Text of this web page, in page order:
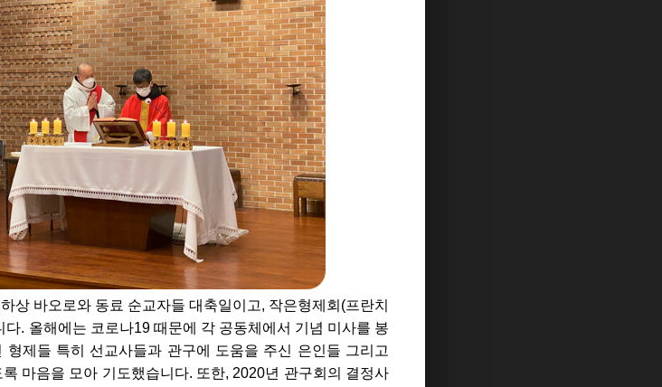
상 바오로와 동료 순교자들 대축일이고, 작은형제회(프란치
. 올해에는 코로나19 때문에 각 공동체에서 기념 미사를 봉
제들 특히 선교사들과 관구에 도움을 주신 은인들 그리고
마음을 모아 기도했습니다. 또한, 2020년 관구회의 결정사